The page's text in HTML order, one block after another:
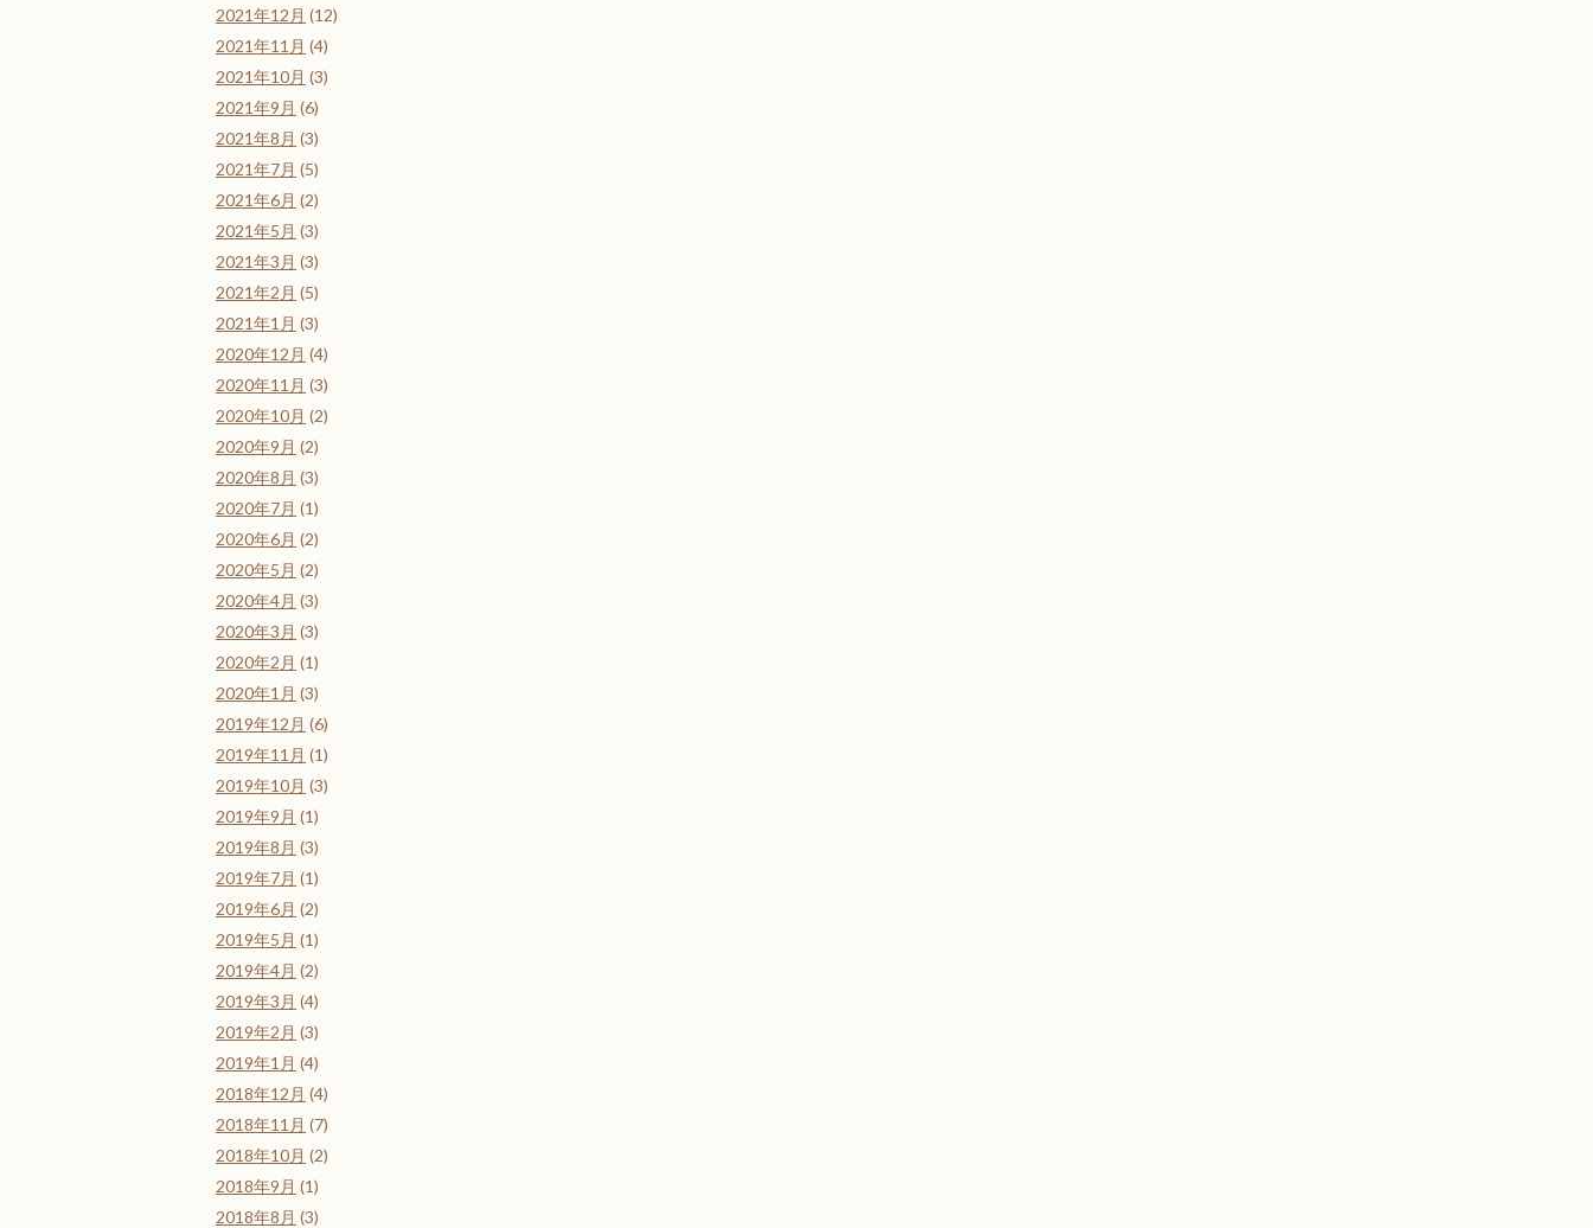
2021年12月 (12)
2021年11月 (4)
2021年10月 (3)
2021年9月 (6)
2021年8月 (3)
2021年7月 (5)
2021年6月 (2)
2021年5月 (3)
2021年3月 (3)
2021年2月 (5)
2021年1月 (3)
2020年12月 (4)
2020年11月 (3)
2020年10月 (2)
2020年9月 (2)
2020年8月 (3)
2020年7月 (1)
2020年6月 (2)
2020年5月 (2)
2020年4月 (3)
2020年3月 (3)
2020年2月 (1)
2020年1月 (3)
2019年12月 (6)
2019年11月 (1)
2019年10月 (3)
2019年9月 (1)
2019年8月 (3)
2019年7月 (1)
2019年6月 (2)
2019年5月 (1)
2019年4月 (2)
2019年3月 (4)
2019年2月 (3)
2019年1月 (4)
2018年12月 (4)
2018年11月 (7)
2018年10月 (2)
2018年9月 (1)
2018年8月 (3)